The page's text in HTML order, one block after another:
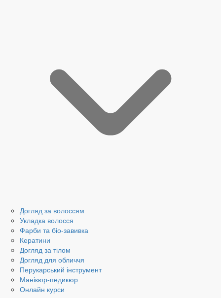
Догляд за волоссям
Укладка волосся
Фарби та біо-завивка
Кератини
Догляд за тілом
Догляд для обличчя
Перукарський інструмент
Манікюр-педикюр
Онлайн курси